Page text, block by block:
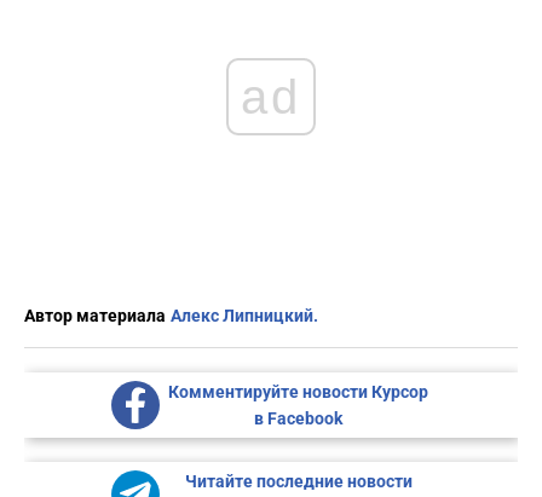
ad
Автор материала Алекс Липницкий.
Комментируйте новости Курсор
в Facebook
Читайте последние новости